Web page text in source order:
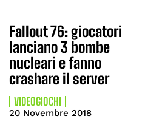
Fallout 76: giocatori
lanciano 3 bombe
nucleari e fanno
crashare il server
VIDEOGIOCHI
20 Novembre 2018